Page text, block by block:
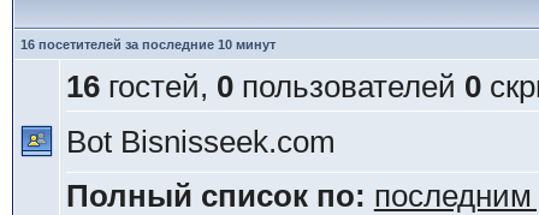
16 посетителей за последние 10 минут
16гостей, 0пользователей 0
Bot Bisnisseek.com
Полный список по: